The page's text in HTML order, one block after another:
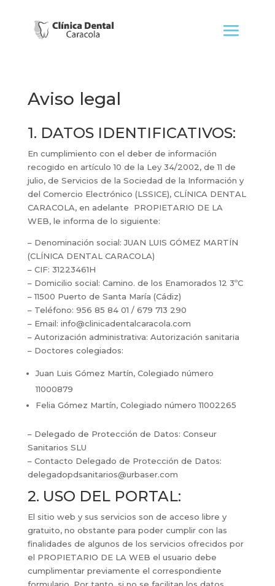
Aviso legal
1. DATOS IDENTIFICATIVOS:
En cumplimiento con el deber de información
recogido en artículo 10 de la Ley 34/2002, de 11 de
julio, de Servicios de la Sociedad de la Información y
del Comercio Electrónico (LSSICE), CLÍNICA DENTAL
CARACOLA, en adelante PROPIETARIO DE LA
WEB, le informa de lo siguiente:
– Denominación social: JUAN LUIS GÓMEZ MARTÍN
(CLÍNICA DENTAL CARACOLA)
– CIF: 31223461H
– Domicilio social: Camino. de los Enamorados 12 3ºC
– 11500 Puerto de Santa María (Cádiz)
– Teléfono: 956 85 84 01 / 679 713 290
– Email: info@clinicadentalcaracola.com
– Autorización administrativa: Autorización sanitaria
– Doctores colegiados:
Juan Luis Gómez Martín, Colegiado número
11000879
Felia Gómez Martín, Colegiado número 11002265
– Delegado de Protección de Datos: Conseur
Sanitarios SLU
– Contacto Delegado de Protección de Datos:
delegadopdsanitarios@urbaser.com
2. USO DEL PORTAL:
El sitio web y sus servicios son de acceso libre y
gratuito, no obstante para poder cumplir con las
finalidades de algunos de los servicios ofrecidos por
el PROPIETARIO DE LA WEB el usuario debe
cumplimentar previamente el correspondiente